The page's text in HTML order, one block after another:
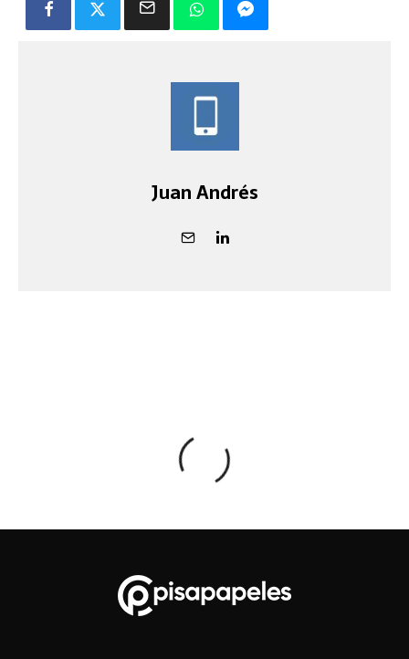
Juan Andrés